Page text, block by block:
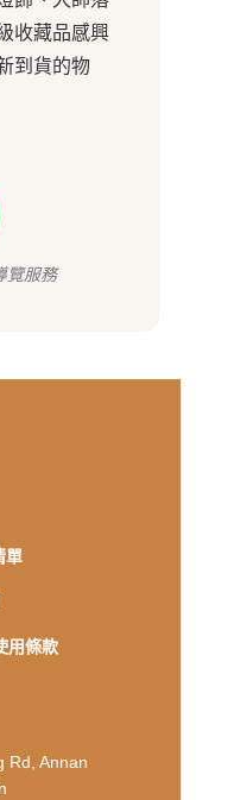
收藏品感興
到貨的物
覽服務
單
用條款
Rd, Annan